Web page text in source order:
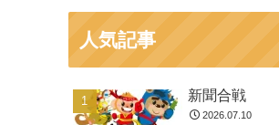
人気記事
新聞合戦
2026.07.10